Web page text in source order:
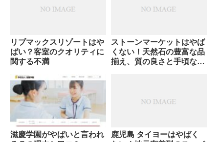
リブマックスリゾートはや
ばい？客室のクオリティに
関する不満
ストーンマーケットはやば
くない！天然石の豊富な品
揃え、質の良さと手頃な価
滋慶学園がやばいと言われ
鹿児島 タイヨーはやばく